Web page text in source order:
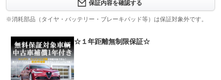
修理回数
免責金 無し
保証修理
受付先
-
保証内容を確認する
※消耗部品（タイヤ・バッテリー・ブレーキパッド等）は保証対象外です。
☆１年距離無制限保証☆